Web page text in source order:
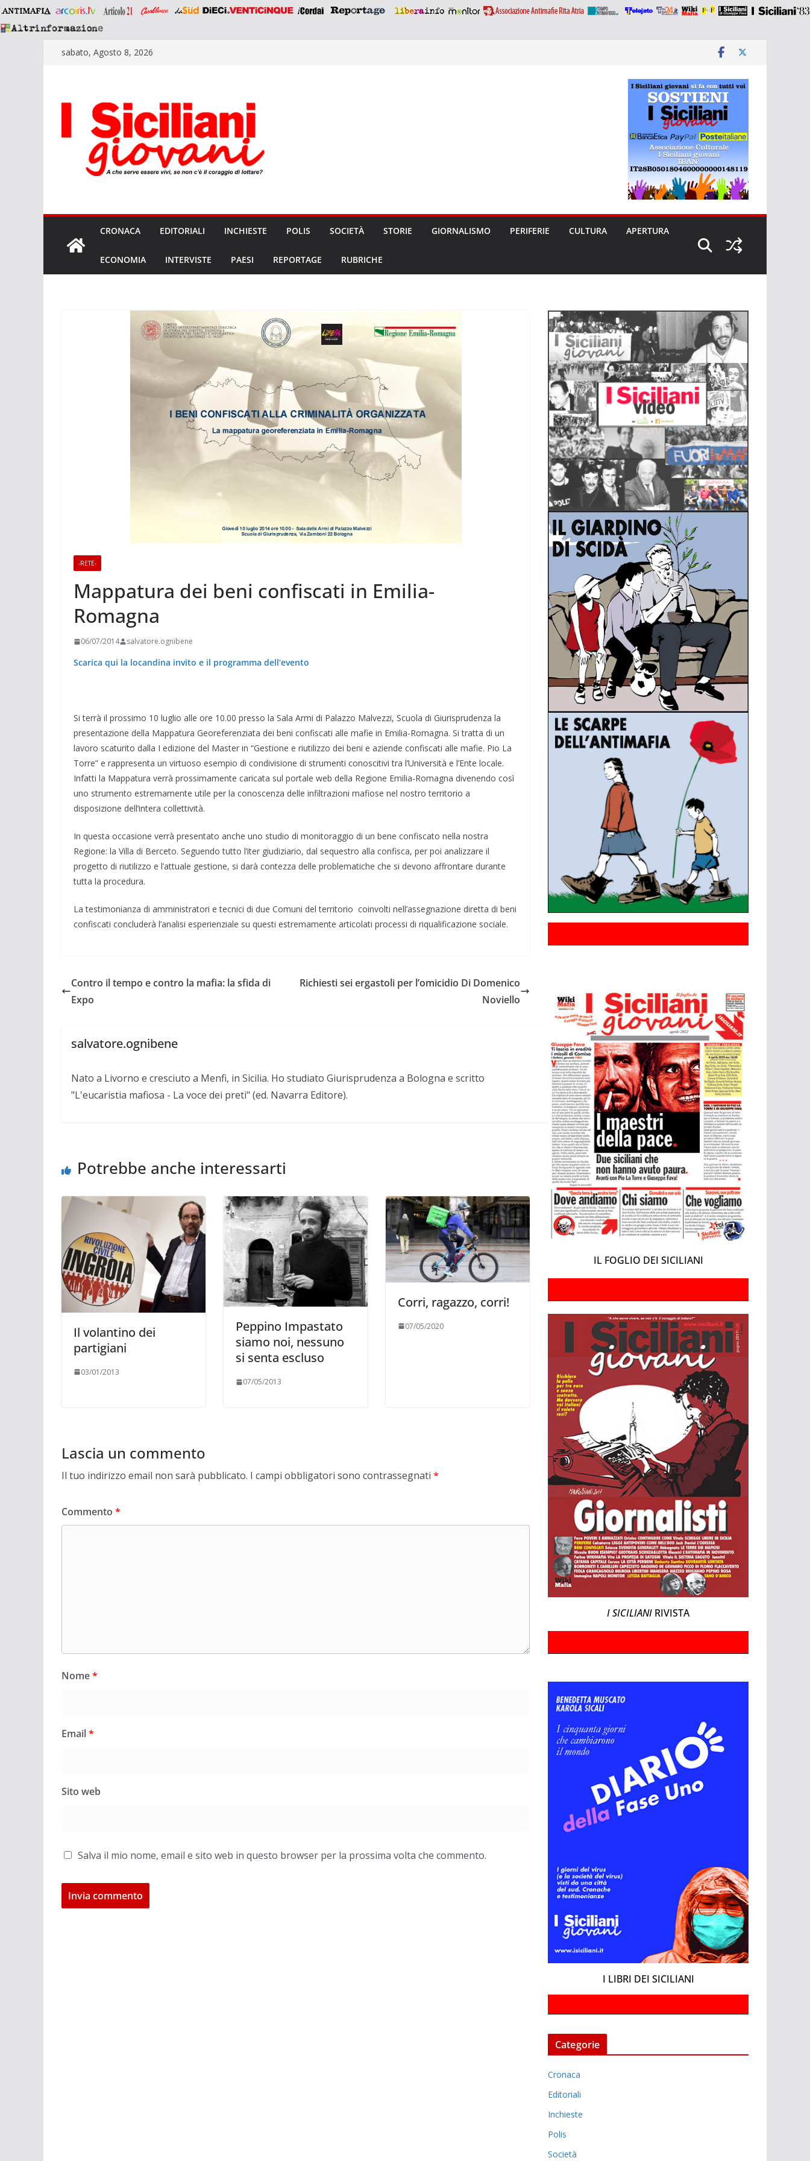
Saltasabato, Agosto 8, 2026
CRONACA EDITORIALI INCHIESTE POLIS SOCIETÀ STORIE GIORNALISMO PERIFERIE CULTURA APERTURA
ECONOMIA INTERVISTE PAESI REPORTAGE RUBRICHE
-RETE-
Mappatura dei beni confiscati in Emilia-
Romagna
06/07/2014 salvatore.ognibene
Scarica qui la locandina invito e il programma dell’evento
Si terrà il prossimo 10 luglio alle ore 10.00 presso la Sala Armi di Palazzo Malvezzi, Scuola di Giurisprudenza la
presentazione della Mappatura Georeferenziata dei beni confiscati alle mafie in Emilia-Romagna. Si tratta di un
lavoro scaturito dalla I edizione del Master in “Gestione e riutilizzo dei beni e aziende confiscati alle mafie. Pio La
Torre” e rappresenta un virtuoso esempio di condivisione di strumenti conoscitivi tra l’Università e l’Ente locale.
Infatti la Mappatura verrà prossimamente caricata sul portale web della Regione Emilia-Romagna divenendo così
uno strumento estremamente utile per la conoscenza delle infiltrazioni mafiose nel nostro territorio a
disposizione dell’intera collettività.
In questa occasione verrà presentato anche uno studio di monitoraggio di un bene confiscato nella nostra
Regione: la Villa di Berceto. Seguendo tutto l’iter giudiziario, dal sequestro alla confisca, per poi analizzare il
progetto di riutilizzo e l’attuale gestione, si darà contezza delle problematiche che si devono affrontare durante
tutta la procedura.
La testimonianza di amministratori e tecnici di due Comuni del territorio coinvolti nell’assegnazione diretta di beni
confiscati concluderà l’analisi esperienziale su questi estremamente articolati processi di riqualificazione sociale.
Contro il tempo e contro la mafia: la sfida di
Expo
Richiesti sei ergastoli per l’omicidio Di Domenico
Noviello
salvatore.ognibene
Nato a Livorno e cresciuto a Menfi, in Sicilia. Ho studiato Giurisprudenza a Bologna e scritto
"L'eucaristia mafiosa - La voce dei preti" (ed. Navarra Editore).
Potrebbe anche interessarti
Il volantino dei
partigiani
03/01/2013
Peppino Impastato
siamo noi, nessuno
si senta escluso
07/05/2013
Corri, ragazzo, corri!
07/05/2020
Lascia un commento
Il tuo indirizzo email non sarà pubblicato. I campi obbligatori sono contrassegnati *
Commento *
Nome*
Email*
Sito web
Salva il mio nome, email e sito web in questo browser per la prossima volta che commento.
IL FOGLIO DEI SICILIANI
I SICILIANI RIVISTA
I LIBRI DEI SICILIANI
Categorie
Cronaca
Editoriali
Inchieste
Polis
Società